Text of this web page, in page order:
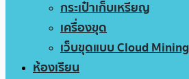
กระเป๋าเก็บเหรียญ
เครื่องขุด
เว็บขุดแบบ Cloud Mining
ห้องเรียน